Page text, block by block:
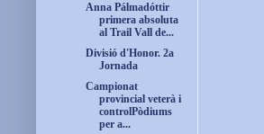
Anna Pálmadóttir
primera absoluta
al Trail Vall de...
Divisió d'Honor. 2a
Jornada
Campionat
provincial veterà i
controlPòdiums
per a...